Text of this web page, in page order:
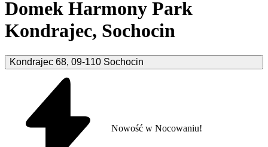
Domek Harmony Park
Kondrajec, Sochocin
Kondrajec 68, 09-110 Sochocin
Nowość w Nocowaniu!